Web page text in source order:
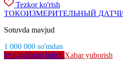
Tezkor ko'rish
ТОКОИЗМЕРИТЕЛЬНЫЙ
Sotuvda mavjud
1 000 000 so'mdan
Mavjudligini bilish Xabar yuborish